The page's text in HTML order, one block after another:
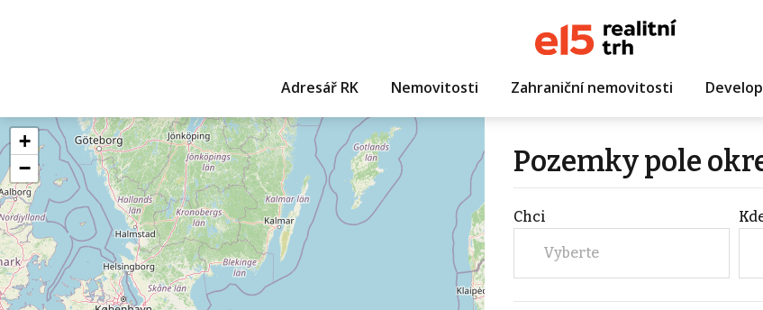
Adresář RK Nemovitosti Zahraniční nemovitosti
+
−
Pozemky pole
Chci
Vyberte